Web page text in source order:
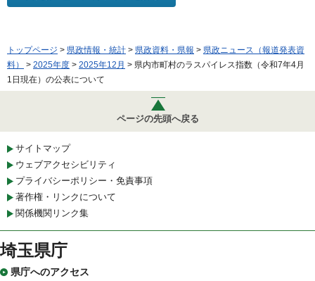
トップページ > 県政情報・統計 > 県政資料・県報 > 県政ニュース（報道発表資
料）
> 2025年度 > 2025年12月 > 県内市町村のラスパイレス指数（令和7年4月
1日現在）の公表について
ページの先頭へ戻る
サイトマップ
ウェブアクセシビリティ
プライバシーポリシー・免責事項
著作権・リンクについて
関係機関リンク集
埼玉県庁
県庁へのアクセス